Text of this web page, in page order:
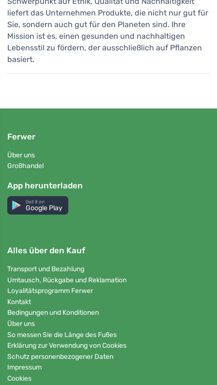
liefert das Unternehmen Produkte, die nicht nur gut für
Sie, sondern auch gut für den Planeten sind. Ihre
Mission ist es, einen gesunden und nachhaltigen
Lebensstil zu fördern, der ausschließlich auf Pflanzen
basiert.
Ferwer
Über uns
Großhandel
App herunterladen
Get it on
Google Play
Alles über den Kauf
Transport und Bezahlung
Umtausch, Rückgabe und Reklamation
Loyalitätsprogramm Ferwer
Kontakt
Bedingungen und Konditionen
Über uns
So messen Sie die Länge des Fußes
Erklärung zur Verwendung von Cookies
Schutz personenbezogener Daten
Impressum
Cookies